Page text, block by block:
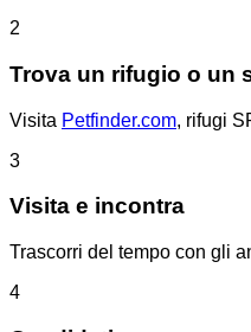
2
Trova un rifugio o un
Visita Petfinder.com, rifugi
3
Visita e incontra
Trascorri del tempo con gli
4